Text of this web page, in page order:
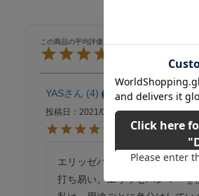
YAS 4 購入者 埼玉県 40
投稿日
2021/05/15
エリッゼハンマーとセットで使
打ち易い。エリッゼハンマー